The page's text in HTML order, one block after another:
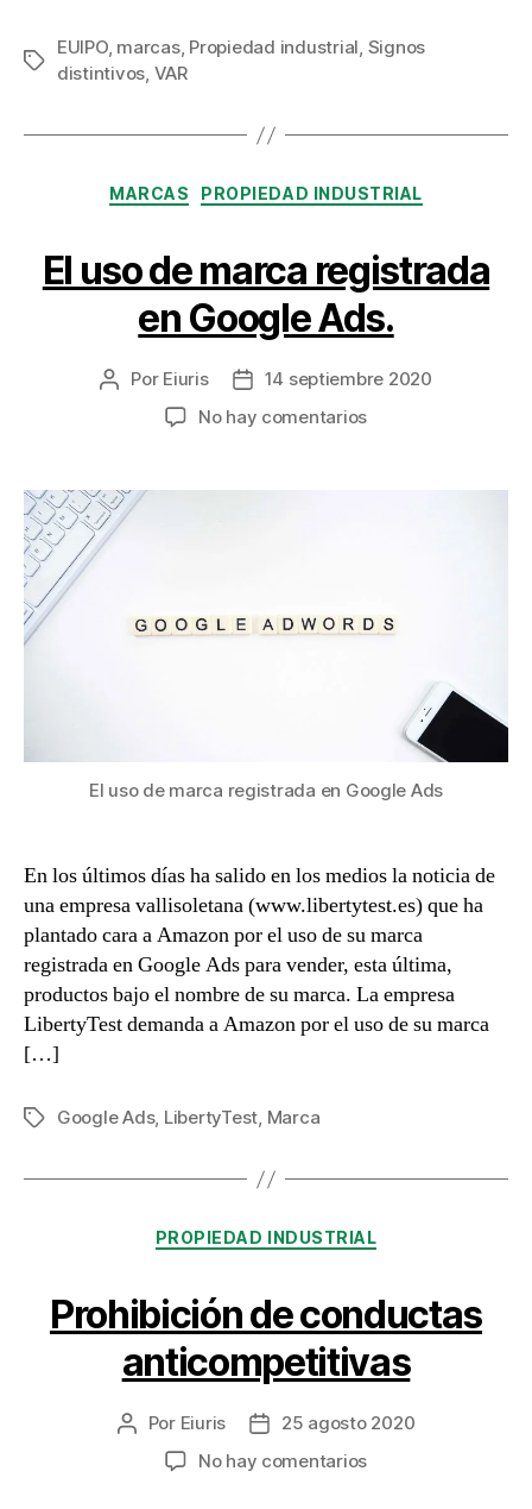
Etiquetas
EUIPO, marcas, Propiedad industrial, Signos
distintivos, VAR
Categorías
MARCAS PROPIEDAD INDUSTRIAL
El uso de marca registrada
en Google Ads.
Autor
Por Eiuris
Fecha
la
14 septiembre 2020
No hay comentariosen
Ads.
El uso de marca registrada en Google Ads
En los últimos días ha salido en los medios la noticia de
una empresa vallisoletana (www.libertytest.es) que ha
plantado cara a Amazon por el uso de su marca
registrada en Google Ads para vender, esta última,
productos bajo el nombre de su marca. La empresa
LibertyTest demanda a Amazon por el uso de su marca
[…]
Etiquetas
Google Ads, LibertyTest, Marca
Categorías
PROPIEDAD INDUSTRIAL
Prohibición de conductas
anticompetitivas
Autor
Por Eiuris
Fecha25 agosto 2020
No hay comentariosen